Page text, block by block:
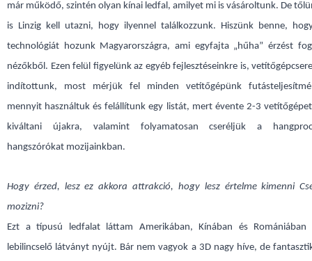
már működő, szintén olyan kínai ledfal, amilyet mi is vásároltunk. De
is Linzig kell utazni, hogy ilyennel találkozzunk. Hiszünk benne,
technológiát hozunk Magyarországra, ami egyfajta „hűha” érzést
nézőkből. Ezen felül figyelünk az egyéb fejlesztéseinkre is,
indítottunk, most mérjük fel minden vetítőgépünk
mennyit használtuk és felállítunk egy listát, mert évente 2-3
kiváltani újakra, valamint folyamatosan cseréljük a
hangszórókat mozijainkban.
Hogy érzed, lesz ez akkora attrakció, hogy lesz értelme kimenni
mozizni?
Ezt a típusú ledfalat láttam Amerikában, Kínában és Romániában
lebilincselő látványt nyújt. Bár nem vagyok a 3D nagy híve, de